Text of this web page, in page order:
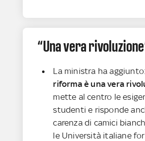
“Una vera
La ministra ha
riforma è una vera
mette al centro le
studenti e risponde
carenza di camici
le Università italiane